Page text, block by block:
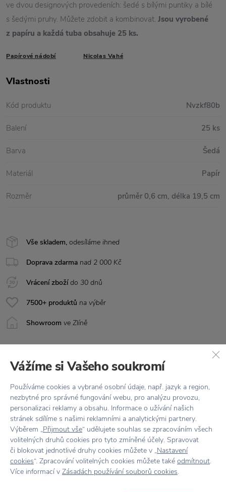
Vše skladem, odesíláme ihned
Doprava zdarma nad 2 000 Kč
Vrácení zbožído 30 dnů
7500+ produktů na výběr
Showroom ve Zlíně
ve dvou designových provedeních: šedé s bílými puntiky a bílé
s šedými pruhy. Můžete zdobit a kombinovat. Jsou vyrobené
z papíru a každá tuba obsahuje 25 ks.
Papírové nádobí Nicolas Vahé
Vlastnosti
Kód produktu Nvzkf80b
Balení 25 ks
Barva Šedá
Materiál Papír
Rozměr průměr 0,6 cm, délka 19,5 cm
Stojí zapozornost
−30 %
Vážíme si Vašeho soukromí
Používáme cookies a vybrané osobní údaje, např. jazyk a region,
nezbytné pro správné fungování webu, pro analýzu provozu,
personalizaci reklamy a obsahu. Informace o užívání našich
stránek sdílíme s našimi reklamními a analytickými partnery.
Výběrem „Přijmout vše“ udělujete souhlas se zpracováním všech
volitelných druhů cookies pro tyto zmíněné účely. Spravovat
či blokovat jednotlivé druhy cookies můžete v „Nastavení
cookies“. Zpracování volitelných cookies můžete také odmítnout.
Více informací v Zásadách používání souborů cookies.